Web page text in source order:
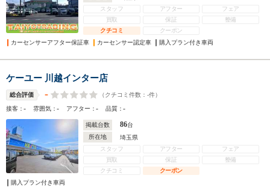
スタッフ
アフター
フェア
買取
保証
整備
クチコミ
クーポン
カーセンサーアフター保証車
カーセンサー認定車 購入プラン付き車両
ケーユー 川越インター店
総合評価 - （クチコミ件数： -件）
接客：- 雰囲気：- アフター：- 品質：-
掲載台数 86台
所在地
埼玉県
スタッフ
アフター
フェア
買取
保証
整備
クチコミ
クーポン
購入プラン付き車両